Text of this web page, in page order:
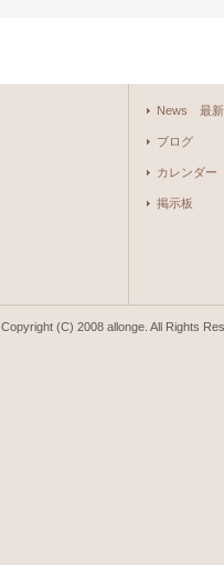
News 最新
ブログ
カレンダー
掲示板
Copyright (C) 2008 allonge. All Rights